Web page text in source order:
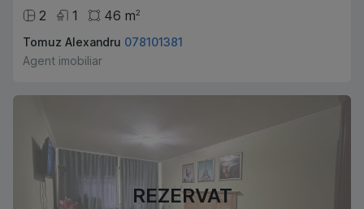
2
1 46 m2
Tomuz Alexandru 078101381
Agent imobiliar
REZERVAT